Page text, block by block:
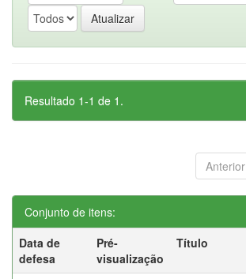
Resultado 1-1 de 1.
Anterior
Conjunto de itens:
Data de
defesa
Pré-
visualização
Título